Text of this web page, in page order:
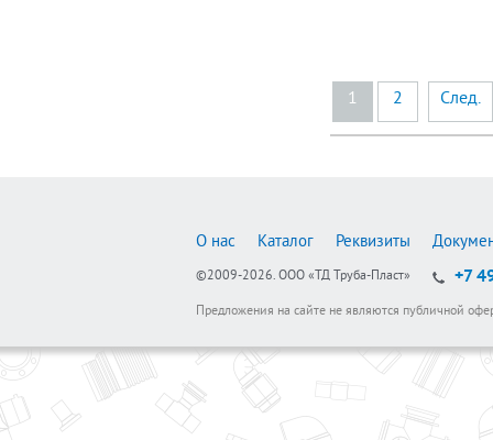
1 2 След.
О нас Каталог Реквизиты
©2009-2026. ООО «ТД Труба-Пласт» +7
Предложения на сайте не являются публичной